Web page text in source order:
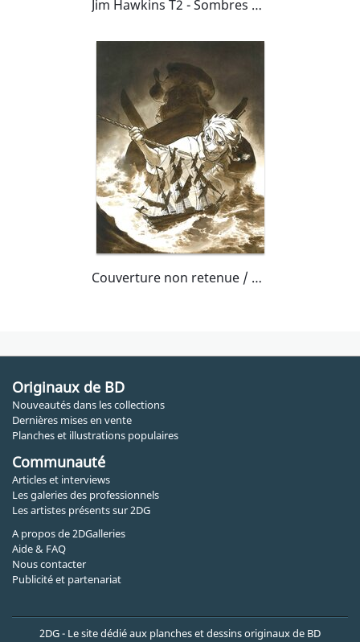
Jim Hawkins T2 - Sombres héros de la mer
Couverture non retenue / ex libris / dessin promotionnel - tome 2 de Jim hawkins - Sombres héros de la mer
Originaux de BD
Nouveautés dans les collections
Dernières mises en vente
Planches et illustrations populaires
Communauté
Articles et interviews
Les galeries des professionnels
Les artistes présents sur 2DG
A propos de 2DGalleries
Aide & FAQ
Nous contacter
Publicité et partenariat
2DG - Le site dédié aux planches et dessins originaux de BD